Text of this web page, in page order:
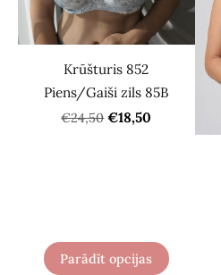
Krūšturis 852
Piens/Gaiši zils 85B
€24,50 €18,50
Parādīt opcijas